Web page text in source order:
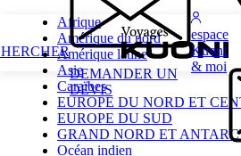
DEMANDER UN
DEVIS
espace
Kuoni
& moi
Afrique
Amérique du nord
Amérique latine
Asie
Caraïbes
EUROPE DU NORD ET
EUROPE DU SUD
GRAND NORD ET
Océan indien